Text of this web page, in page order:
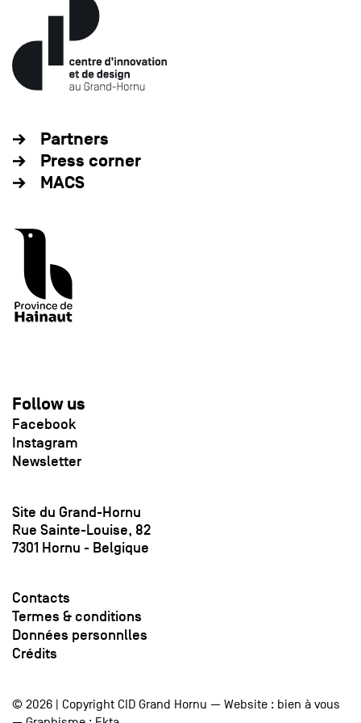
Partners
Press corner
MACS
Follow us
Facebook
Instagram
Newsletter
Site du Grand-Hornu
Rue Sainte-Louise, 82
7301 Hornu - Belgique
Contacts
Termes & conditions
Données personnlles
Crédits
© 2026 | Copyright CID Grand Hornu — Website : bien à vous